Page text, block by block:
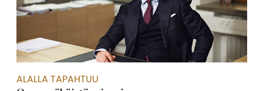
ALALLA TAPAHTUU